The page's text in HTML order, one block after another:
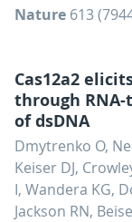
Nature 613
Cas12a2
through
of dsDNA
Dmytrenko O,
Keiser DJ,
I, Wandera KG,
Jackson RN,